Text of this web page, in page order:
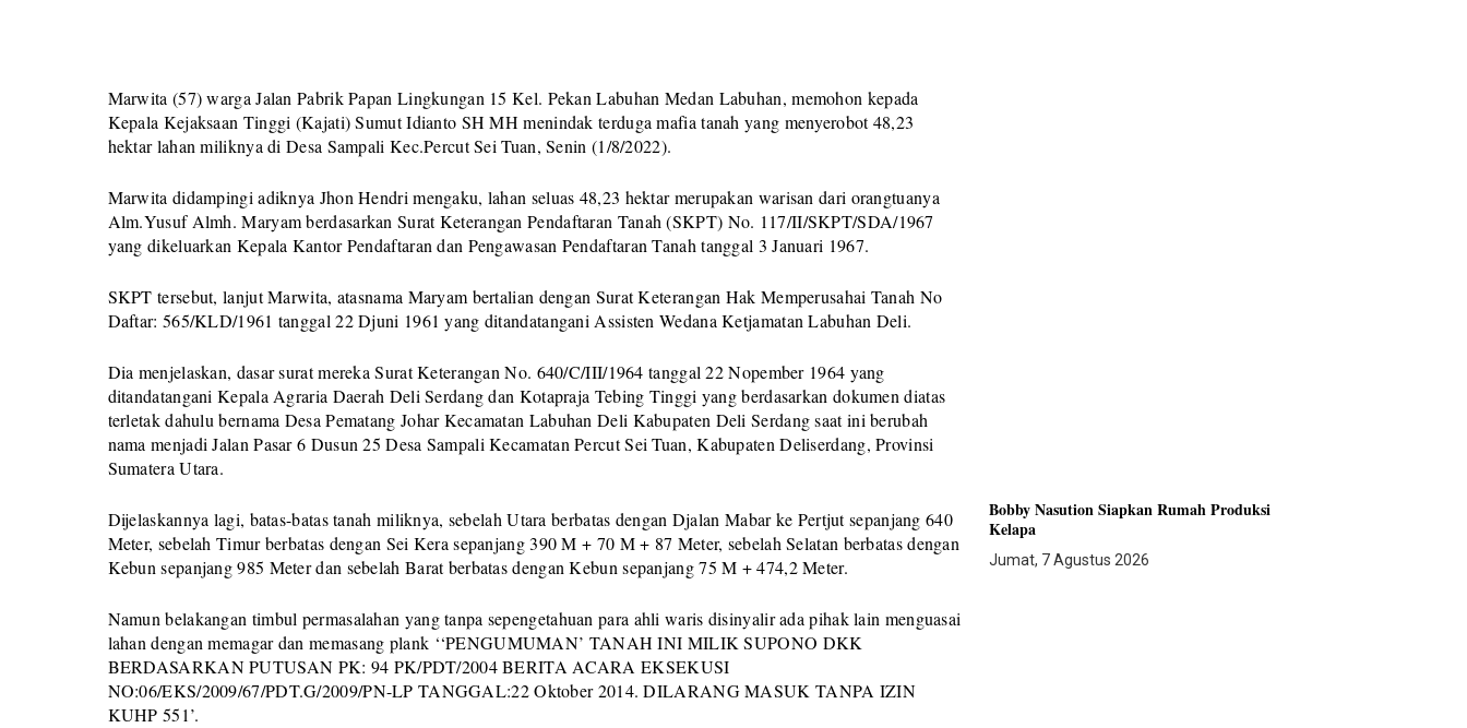
Marwita (57) warga Jalan Pabrik Papan Lingkungan 15 Kel. Pekan Labuhan Medan Labuhan, memohon kepada
Kepala Kejaksaan Tinggi (Kajati) Sumut Idianto SH MH menindak terduga mafia tanah yang menyerobot 48,23
hektar lahan miliknya di Desa Sampali Kec.Percut Sei Tuan, Senin (1/8/2022).
Marwita didampingi adiknya Jhon Hendri mengaku, lahan seluas 48,23 hektar merupakan warisan dari orangtuanya
Alm.Yusuf Almh. Maryam berdasarkan Surat Keterangan Pendaftaran Tanah (SKPT) No. 117/II/SKPT/SDA/1967
yang dikeluarkan Kepala Kantor Pendaftaran dan Pengawasan Pendaftaran Tanah tanggal 3 Januari 1967.
SKPT tersebut, lanjut Marwita, atasnama Maryam bertalian dengan Surat Keterangan Hak Memperusahai Tanah No
Daftar: 565/KLD/1961 tanggal 22 Djuni 1961 yang ditandatangani Assisten Wedana Ketjamatan Labuhan Deli.
Dia menjelaskan, dasar surat mereka Surat Keterangan No. 640/C/III/1964 tanggal 22 Nopember 1964 yang
ditandatangani Kepala Agraria Daerah Deli Serdang dan Kotapraja Tebing Tinggi yang berdasarkan dokumen diatas
terletak dahulu bernama Desa Pematang Johar Kecamatan Labuhan Deli Kabupaten Deli Serdang saat ini berubah
nama menjadi Jalan Pasar 6 Dusun 25 Desa Sampali Kecamatan Percut Sei Tuan, Kabupaten Deliserdang, Provinsi
Sumatera Utara.
Dijelaskannya lagi, batas-batas tanah miliknya, sebelah Utara berbatas dengan Djalan Mabar ke Pertjut sepanjang 640
Meter, sebelah Timur berbatas dengan Sei Kera sepanjang 390 M + 70 M + 87 Meter, sebelah Selatan berbatas dengan
Kebun sepanjang 985 Meter dan sebelah Barat berbatas dengan Kebun sepanjang 75 M + 474,2 Meter.
Namun belakangan timbul permasalahan yang tanpa sepengetahuan para ahli waris disinyalir ada pihak lain menguasai
lahan dengan memagar dan memasang plank ‘‘PENGUMUMAN’ TANAH INI MILIK SUPONO DKK
BERDASARKAN PUTUSAN PK: 94 PK/PDT/2004 BERITA ACARA EKSEKUSI
NO:06/EKS/2009/67/PDT.G/2009/PN-LP TANGGAL:22 Oktober 2014. DILARANG MASUK TANPA IZIN
KUHP 551’.
Bobby Nasution Siapkan Rumah Produksi
Kelapa
Jumat, 7 Agustus 2026